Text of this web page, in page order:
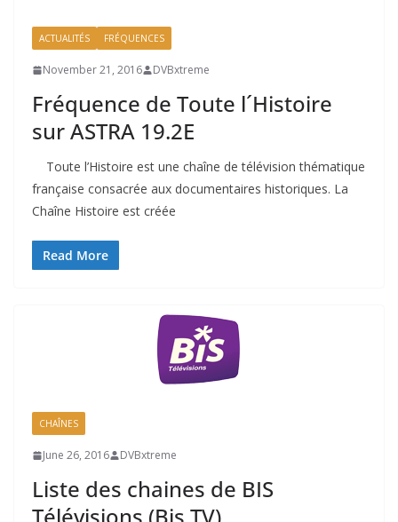
ACTUALITÉS FRÉQUENCES
November 21, 2016 DVBxtreme
Fréquence de Toute l´Histoire
sur ASTRA 19.2E
Toute l’Histoire est une chaîne de télévision thématique
française consacrée aux documentaires historiques. La
Chaîne Histoire est créée
Read More
CHAÎNES
June 26, 2016 DVBxtreme
Liste des chaines de BIS